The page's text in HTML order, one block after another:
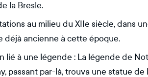
la Bresle.
au milieu du XIIe siècle, dans
déjà ancienne à cette époque.
lié à une légende : La légende de
passant par-là, trouva une statue